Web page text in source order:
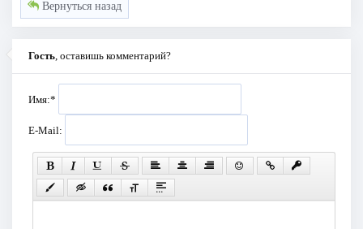
Вернуться назад
Гость , оставишь комментарий?
Имя:*
E-Mail: